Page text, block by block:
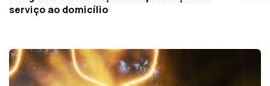
serviço ao domicílio